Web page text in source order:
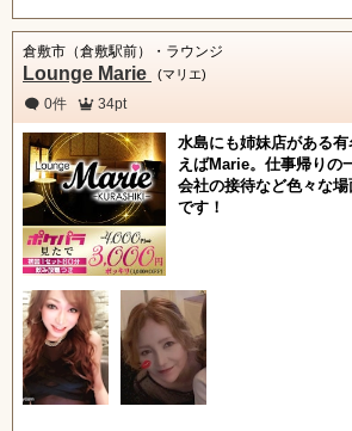
倉敷市（倉敷駅前）・ラウンジ
Lounge Marie (マリエ)
0件 34pt
水島にも姉妹店がある
えばMarie。仕事帰りの
会社の接待など色々な
です！